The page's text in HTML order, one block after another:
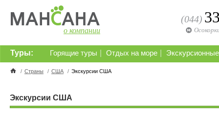
о компании
(044)
Горящие туры Отдых на море
Туры:
/ Страны / США / Экскурсии США
Экскурсии США